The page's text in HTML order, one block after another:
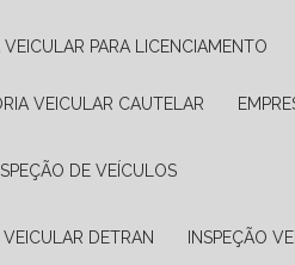
VEICULAR PARA LICENCIAMENTO
VEICULAR CAUTELAR
DE VEÍCULOS
VEICULAR DETRAN INSPEÇÃO